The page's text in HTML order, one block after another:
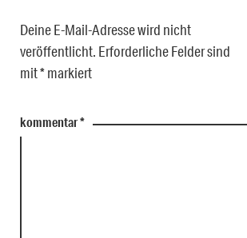
Deine E-Mail-Adresse wird nicht
veröffentlicht. Erforderliche Felder sind
mit*markiert
kommentar*